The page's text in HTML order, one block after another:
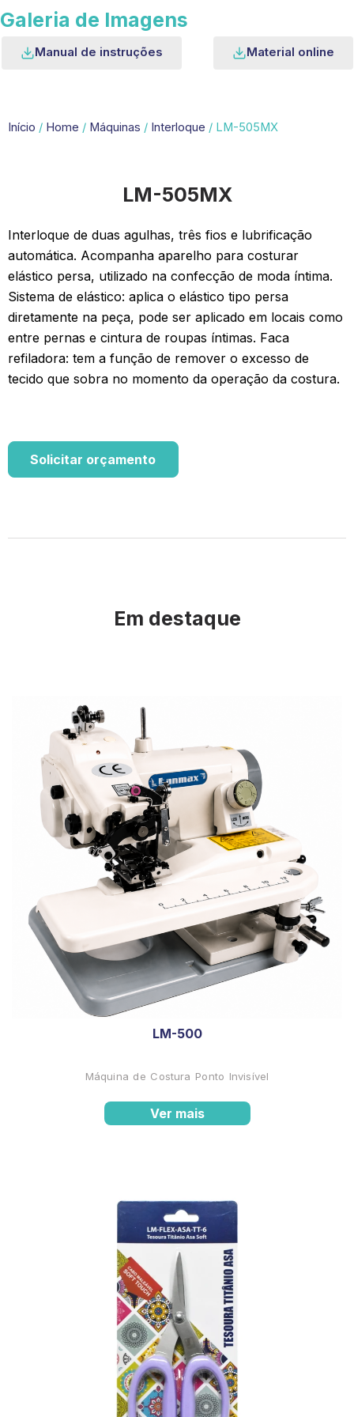
Galeria de Imagens
Manual de instruções Material online
Início / Home / Máquinas / Interloque / LM-505MX
LM-505MX
Interloque de duas agulhas, três fios e lubrificação
automática. Acompanha aparelho para costurar
elástico persa, utilizado na confecção de moda íntima.
Sistema de elástico: aplica o elástico tipo persa
diretamente na peça, pode ser aplicado em locais como
entre pernas e cintura de roupas íntimas. Faca
refiladora: tem a função de remover o excesso de
tecido que sobra no momento da operação da costura.
Solicitar orçamento
Em destaque
LM-500
Máquina de Costura Ponto Invisível
Ver mais